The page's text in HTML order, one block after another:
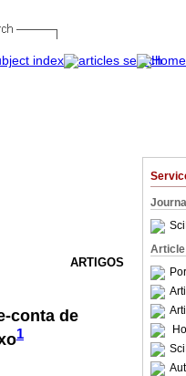
Journal
Article
ARTIGOS
conta de
1